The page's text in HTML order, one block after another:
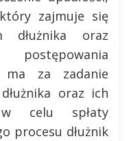
zajmuje się
dłużnika oraz
ma za zadanie
oraz ich
w celu spłaty
procesu dłużnik